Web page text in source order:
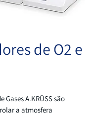
de O2 e
Gases A.KRÜSS são
a atmosfera